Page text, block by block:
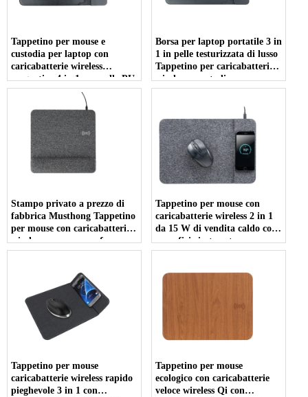
Tappetino per mouse e
custodia per laptop con
caricabatterie wireless
magnetico 4 in 1 con pelle PU
personalizzabile per la
ricarica del telefono e degli
auricolari (MH-D89B)
Borsa per laptop portatile 3 in
1 in pelle testurizzata di lusso
Tappetino per caricabatterie
wireless e custodia per mouse
per laptop per telefono16 14
Stampo privato a prezzo di
fabbrica Musthong Tappetino
per mouse con caricabatterie
wireless con memory foam per
supporto per il polso e
personalizzabile (MH-D86)
Tappetino per mouse con
caricabatterie wireless 2 in 1
da 15 W di vendita caldo con
superficie in tessuto
personalizzabile per giochi per
(MH-D85)
Tappetino per mouse
caricabatterie wireless rapido
pieghevole 3 in 1 con
Tappetino per mouse
ecologico con caricabatterie
veloce wireless Qi con